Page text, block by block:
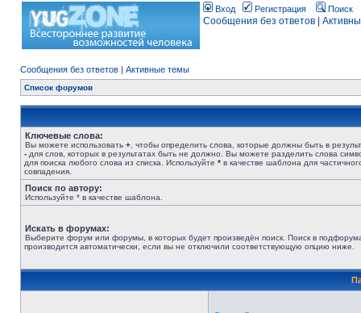
Вход Регистрация Поиск
Сообщения без ответов
Сообщения без ответов | Активные темы
Список форумов
Ключевые слова:
Вы можете использовать + , чтобы определить слова, которые должны быть в
- для слов, которых в результатах быть не должно. Вы можете разделить слова
для поиска любого слова из списка. Используйте * в качестве шаблона для
совпадения.
Поиск по автору:
Используйте * в качестве шаблона.
Искать в форумах:
Выберите форум или форумы, в которых будет произведён поиск. Поиск в
производится автоматически, если вы не отключили соответствующую опцию ниже.